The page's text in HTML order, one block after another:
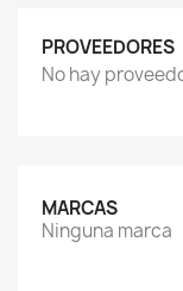
PROVEEDORES
No hay
MARCAS
Ninguna marca